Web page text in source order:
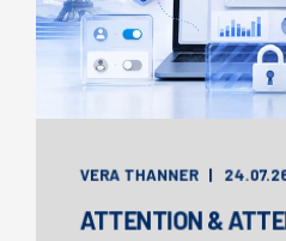
VERA THANNER
ATTENTION &